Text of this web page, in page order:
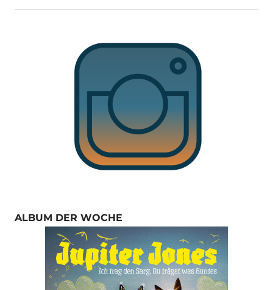
ALBUM DER WOCHE